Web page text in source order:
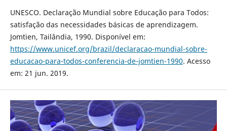
UNESCO. Declaração Mundial sobre Educação para Todos:
satisfação das necessidades básicas de aprendizagem.
Jomtien, Tailândia, 1990. Disponível em:
https://www.unicef.org/brazil/declaracao-mundial-sobre-
educacao-para-todos-conferencia-de-jomtien-1990. Acesso
em: 21 jun. 2019.